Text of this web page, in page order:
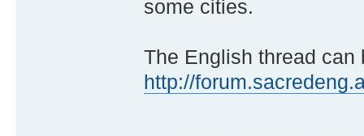
some cities.
The English thread can
http://